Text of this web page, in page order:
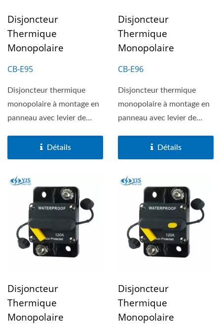
Disjoncteur
Thermique
Monopolaire
CB-E95
Disjoncteur thermique
monopolaire à montage en
panneau avec levier de
Détails
Disjoncteur
Thermique
Monopolaire
CB-E96
Disjoncteur thermique
monopolaire à montage en
panneau avec levier de
Détails
Disjoncteur
Thermique
Monopolaire
Disjoncteur
Thermique
Monopolaire